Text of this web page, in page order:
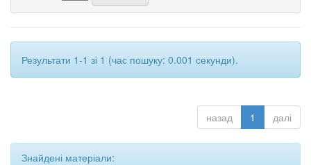
Результати 1-1 зі 1 (час пошуку: 0.001 секунди).
назад 1 далі
Знайдені матеріали: